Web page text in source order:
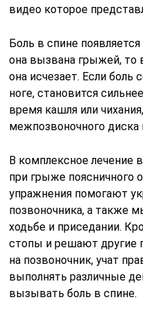
видео которое
Боль в спине
она вызвана грыжей, то
она исчезает. Если
ноге, становится
время кашля или
межпозвоночного диска
В комплексное лечение
при грыже поясничного
упражнения помогают
позвоночника, а также
ходьбе и приседании.
стопы и решают другие
на позвоночник, учат
выполнять различные
вызывать боль в спине.